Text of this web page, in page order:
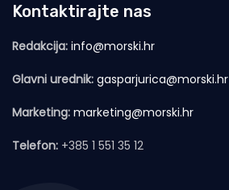
Kontaktirajte nas
Redakcija: info@morski.hr
Glavni urednik: gasparjurica@morski.hr
Marketing: marketing@morski.hr
Telefon: +385 1 551 35 12